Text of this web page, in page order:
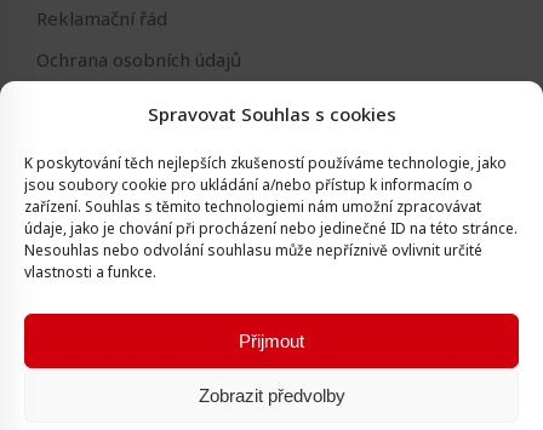
Spravovat Souhlas s cookies
K poskytování těch nejlepších zkušeností používáme technologie, jako
jsou soubory cookie pro ukládání a/nebo přístup k informacím o
zařízení. Souhlas s těmito technologiemi nám umožní zpracovávat
údaje, jako je chování při procházení nebo jedinečné ID na této stránce.
Nesouhlas nebo odvolání souhlasu může nepříznivě ovlivnit určité
vlastnosti a funkce.
Přijmout
Zobrazit předvolby
Reklamační řád
Ochrana osobních údajů
Formulář - odstoupení od smlouvy
Odstoupení od smlouvy
Všechna práva vyhrazena © Igor Vlk - soukromá firma 2016 -